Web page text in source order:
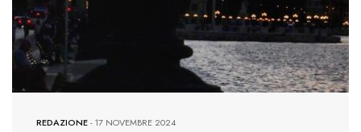
REDAZIONE-17 NOVEMBRE 2024